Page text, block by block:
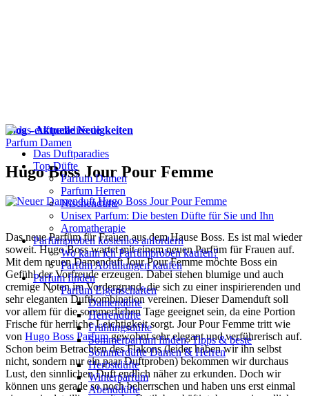
Das Duftparadies
Top Düfte
Parfum Damen
Parfum Herren
Nischendüfte
Unisex Parfum: Die besten Düfte für Sie und Ihn
Aromatherapie
Parfümproben kostenlos anfordern
Wo kann ich Parfümproben kaufen?
Parfüm Abfüllungen kaufen
Parfum finden
Parfüm Eigenschaften
Damendüfte
Herrendüfte
Frühlingsdüfte
Sommerparfum finden: Tipps & beste
Sommerdüfte Damen & Herren
Herbstdüfte
Winterparfum
Abenddüfte
Blog - Aktuelle Neuigkeiten
Parfum Damen
Hugo Boss Jour Pour Femme
Das neue Parfüm für Frauen aus dem Hause Boss. Es ist mal wieder
soweit. Hugo Boss wartet mit einem neuen Parfüm für Frauen auf.
Mit dem neuen Damenduft Jour Pour Femme möchte Boss ein
Gefühl der Vorfreude erzeugen. Dabei stehen blumige und auch
cremige Noten im Vordergrund, die sich zu einer inspirierenden und
sehr eleganten Duftkombination vereinen. Dieser Damenduft soll
vor allem für die sommerlichen Tage geeignet sein, da eine Portion
Frische für herrliche Leichtigkeit sorgt. Jour Pour Femme tritt wie
von Hugo Boss Parfumgewohnt sehr elegant und verführerisch auf.
Schon beim Betrachten des Flakons (leider haben wir ihn selbst
nicht, sondern nur ein paar Duftproben) bekommen wir durchaus
Lust, den sinnlichen Duft endlich näher zu erkunden. Doch wir
können uns gerade so noch beherrschen und haben uns erst einmal